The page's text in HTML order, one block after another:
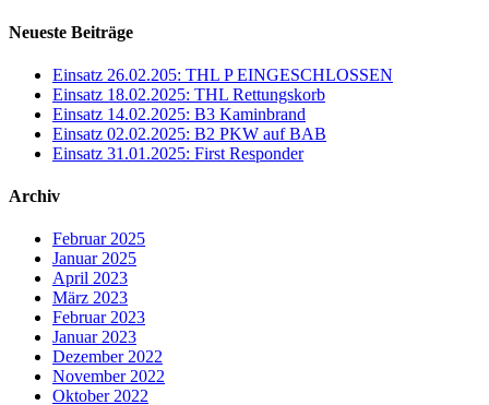
Neueste Beiträge
Einsatz 26.02.205: THL P EINGESCHLOSSEN
Einsatz 18.02.2025: THL Rettungskorb
Einsatz 14.02.2025: B3 Kaminbrand
Einsatz 02.02.2025: B2 PKW auf BAB
Einsatz 31.01.2025: First Responder
Archiv
Februar 2025
Januar 2025
April 2023
März 2023
Februar 2023
Januar 2023
Dezember 2022
November 2022
Oktober 2022